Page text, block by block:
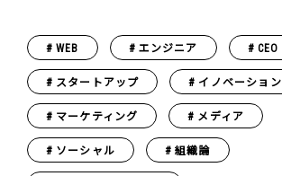
WEB エンジニア CEO
スタートアップ イノベーション
マーケティング メディア
ソーシャル 組織論